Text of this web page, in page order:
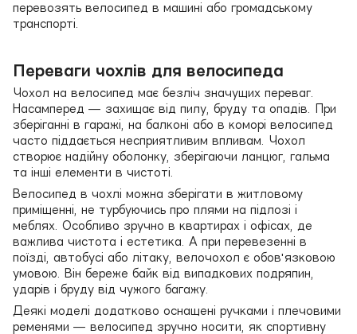
перевозять велосипед в машині або громадському
транспорті.
Переваги чохлів для велосипеда
Чохол на велосипед має безліч значущих переваг.
Насамперед — захищає від пилу, бруду та опадів. При
зберіганні в гаражі, на балконі або в коморі велосипед
часто піддається несприятливим впливам. Чохол
створює надійну оболонку, зберігаючи ланцюг, гальма
та інші елементи в чистоті.
Велосипед в чохлі можна зберігати в житловому
приміщенні, не турбуючись про плями на підлозі і
меблях. Особливо зручно в квартирах і офісах, де
важлива чистота і естетика. А при перевезенні в
поїзді, автобусі або літаку, велочохол є обов'язковою
умовою. Він береже байк від випадкових подряпин,
ударів і бруду від чужого багажу.
Деякі моделі додатково оснащені ручками і плечовими
ременями — велосипед зручно носити, як спортивну